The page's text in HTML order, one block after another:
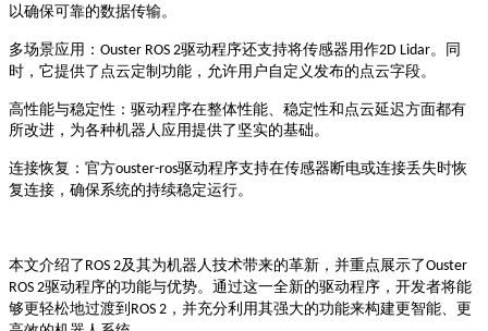
以确保可靠的数据传输。
多场景应用 ‌： Ouster ROS 2驱动程序还支持将传感器用作2D Lidar。同
时，它提供了点云定制功能，允许用户自定义发布的点云字段。
高性能与稳定性 ‌：驱动程序在整体性能、稳定性和点云延迟方面都有
所改进，为各种机器人应用提供了坚实的基础。
连接恢复 ‌：官方ouster-ros驱动程序支持在传感器断电或连接丢失时恢
复连接，确保系统的持续稳定运行。
本文介绍了 ROS 2及其为机器人技术带来的革新，并重点展示了Ouster
ROS 2驱动程序的功能与优势。通过这一全新的驱动程序，开发者将能
够更轻松地过渡到 ROS 2 ，并充分利用其强大的功能来构建更智能、更